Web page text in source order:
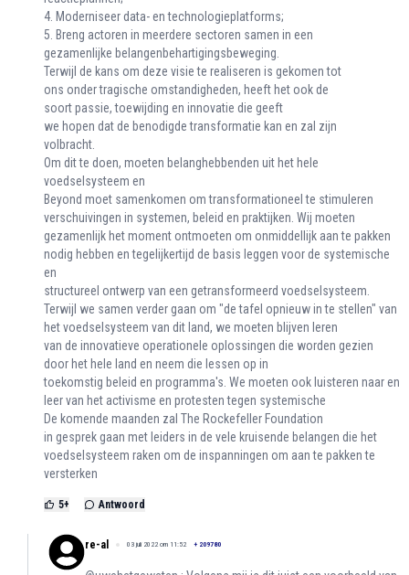
4. Moderniseer data- en technologieplatforms;
5. Breng actoren in meerdere sectoren samen in een
gezamenlijke belangenbehartigingsbeweging.
Terwijl de kans om deze visie te realiseren is gekomen tot
ons onder tragische omstandigheden, heeft het ook de
soort passie, toewijding en innovatie die geeft
we hopen dat de benodigde transformatie kan en zal zijn
volbracht.
Om dit te doen, moeten belanghebbenden uit het hele
voedselsysteem en
Beyond moet samenkomen om transformationeel te stimuleren
verschuivingen in systemen, beleid en praktijken. Wij moeten
gezamenlijk het moment ontmoeten om onmiddellijk aan te pakken
nodig hebben en tegelijkertijd de basis leggen voor de systemische
en
structureel ontwerp van een getransformeerd voedselsysteem.
Terwijl we samen verder gaan om "de tafel opnieuw in te stellen" van
het voedselsysteem van dit land, we moeten blijven leren
van de innovatieve operationele oplossingen die worden gezien
door het hele land en neem die lessen op in
toekomstig beleid en programma's. We moeten ook luisteren naar en
leer van het activisme en protesten tegen systemische
De komende maanden zal The Rockefeller Foundation
in gesprek gaan met leiders in de vele kruisende belangen die het
voedselsysteem raken om de inspanningen om aan te pakken te
versterken
5+ Antwoord
re-al 03 juli 2022 om 11:52 + 209780